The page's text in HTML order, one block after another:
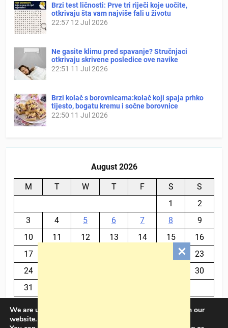
Brzi test ličnosti: Prve tri riječi koje uočite,
otkrivaju šta vam najviše fali u životu
22:57 12 Jul 2026
Ne gasite klimu pred spavanje? Stručnjaci
otkrivaju skrivene posledice ove navike
22:51 11 Jul 2026
Brzi kolač s borovnicama:kolač koji spaja prhko
tijesto, bogatu kremu i sočne borovnice
22:50 11 Jul 2026
August 2026
M T W T F S
S
1
2
3
4 5 6 7 8
9
10
11 12 13 14 15
16
17
23
24
30
31
We are using cookies to give you the best experience on our
website.